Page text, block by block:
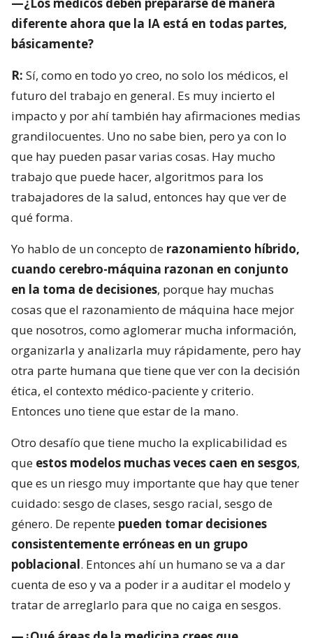
—¿Los médicos deben prepararse de manera
diferente ahora que la IA está en todas partes,
básicamente?
R: Sí, como en todo yo creo, no solo los médicos, el
futuro del trabajo en general. Es muy incierto el
impacto y por ahí también hay afirmaciones medias
grandilocuentes. Uno no sabe bien, pero ya con lo
que hay pueden pasar varias cosas. Hay mucho
trabajo que puede hacer, algoritmos para los
trabajadores de la salud, entonces hay que ver de
qué forma.
Yo hablo de un concepto de razonamiento híbrido,
cuando cerebro-máquina razonan en conjunto
en la toma de decisiones, porque hay muchas
cosas que el razonamiento de máquina hace mejor
que nosotros, como aglomerar mucha información,
organizarla y analizarla muy rápidamente, pero hay
otra parte humana que tiene que ver con la decisión
ética, el contexto médico-paciente y criterio.
Entonces uno tiene que estar de la mano.
Otro desafío que tiene mucho la explicabilidad es
que estos modelos muchas veces caen en sesgos,
que es un riesgo muy importante que hay que tener
cuidado: sesgo de clases, sesgo racial, sesgo de
género. De repente pueden tomar decisiones
consistentemente erróneas en un grupo
poblacional. Entonces ahí un humano se va a dar
cuenta de eso y va a poder ir a auditar el modelo y
tratar de arreglarlo para que no caiga en sesgos.